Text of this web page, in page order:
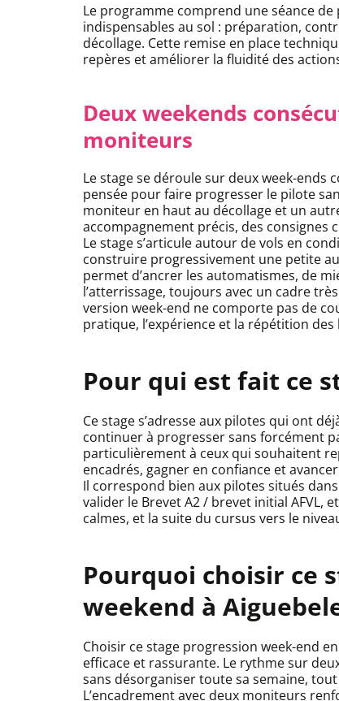
Le programme comprend une séance
indispensables au sol : préparation,
décollage. Cette remise en place
repères et améliorer la fluidité des
Deux weekends
moniteurs
Le stage se déroule sur deux week-ends
pensée pour faire progresser le pilote
moniteur en haut au décollage et un
accompagnement précis, des consignes
Le stage s’articule autour de vols en
construire progressivement une petite
permet d’ancrer les automatismes, de
l’atterrissage, toujours avec un cadre
version week-end ne comporte pas de
pratique, l’expérience et la répétition des
Pour qui est fait ce
Ce stage s’adresse aux pilotes qui ont
continuer à progresser sans forcément
particulièrement à ceux qui souhaitent
encadrés, gagner en confiance et
Il correspond bien aux pilotes situés
valider le Brevet A2 / brevet initial AFVL,
calmes, et la suite du cursus vers le
Pourquoi choisir ce
weekend à
Choisir ce stage progression week-end
efficace et rassurante. Le rythme sur
sans désorganiser toute sa semaine,
L’encadrement avec deux moniteurs